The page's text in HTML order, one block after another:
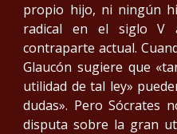
propio hijo, ni ningún
radical en el siglo V
contraparte actual.
Glaucón sugiere que
utilidad de tal ley»
dudas». Pero Sócrates
disputa sobre la gran